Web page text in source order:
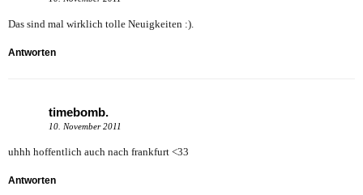
Das sind mal wirklich tolle Neuigkeiten :).
Antworten
timebomb.
10. November 2011
uhhh hoffentlich auch nach frankfurt <33
Antworten